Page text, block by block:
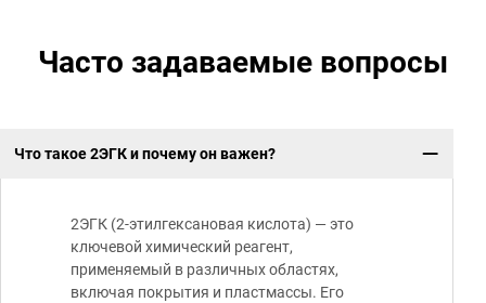
Часто задаваемые вопросы
Что такое 2ЭГК и почему он важен?
2ЭГК (2-этилгексановая кислота) — это
ключевой химический реагент,
применяемый в различных областях,
включая покрытия и пластмассы. Его